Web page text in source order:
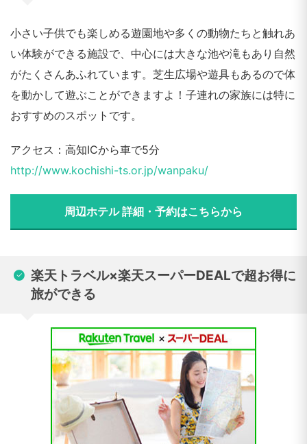
小さい子供でも楽しめる遊園地や多くの動物たちと触れあ
い体験ができる施設で、中心には大きな池や滝もあり自然
がたくさんあふれています。芝生広場や遊具もあるので体
を動かして遊ぶことができますよ！子連れの家族には特に
おすすめのスポットです。
アクセス：高知ICから車で5分
http://www.kochishi-ts.or.jp/wanpaku/
周辺ホテル 詳細・予約はこちらから
楽天トラベル×楽天スーパーDEALで超お得に
旅ができる